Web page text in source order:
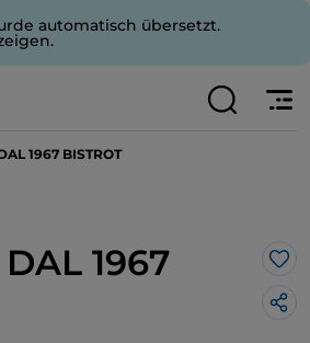
automatisch übersetzt.
1967 BISTROT
1967